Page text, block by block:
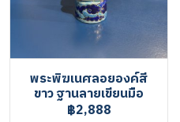
พระพิฆเนศลอยองค์สี
ขาว ฐานลายเขียนมือ
฿2,888